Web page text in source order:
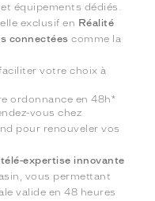
équipements dédiés.
exclusif en Réalité
connectéescomme la
votre choix à
ordonnance en 48h*
vous chez
pour renouveler vos
expertise innovante
vous permettant
valide en 48 heures